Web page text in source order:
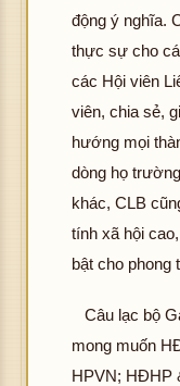
động ý nghĩa.
thực sự cho
các Hội viên
viên, chia sẻ,
hướng mọi
dòng họ
khác, CLB
tính xã hội
bật cho phong
Câu lạc bộ
mong muốn
HPVN; HĐHP